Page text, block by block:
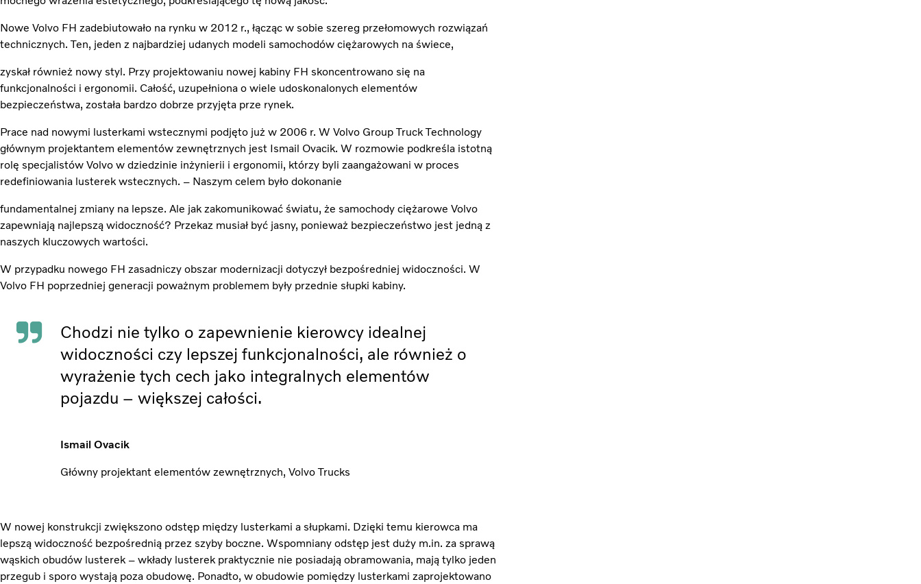
Nowe Volvo FH zadebiutowało na rynku w 2012 r., łącząc w sobie szereg przełomowych rozwiązań
technicznych. Ten, jeden z najbardziej udanych modeli samochodów ciężarowych na świece,
zyskał również nowy styl. Przy projektowaniu nowej kabiny FH skoncentrowano się na
funkcjonalności i ergonomii. Całość, uzupełniona o wiele udoskonalonych elementów
bezpieczeństwa, została bardzo dobrze przyjęta prze rynek.
Prace nad nowymi lusterkami wstecznymi podjęto już w 2006 r. W Volvo Group Truck Technology
głównym projektantem elementów zewnętrznych jest Ismail Ovacik. W rozmowie podkreśla istotną
rolę specjalistów Volvo w dziedzinie inżynierii i ergonomii, którzy byli zaangażowani w proces
redefiniowania lusterek wstecznych. – Naszym celem było dokonanie
fundamentalnej zmiany na lepsze. Ale jak zakomunikować światu, że samochody ciężarowe Volvo
zapewniają najlepszą widoczność? Przekaz musiał być jasny, ponieważ bezpieczeństwo jest jedną z
naszych kluczowych wartości.
W przypadku nowego FH zasadniczy obszar modernizacji dotyczył bezpośredniej widoczności. W
Volvo FH poprzedniej generacji poważnym problemem były przednie słupki kabiny.
Chodzi nie tylko o zapewnienie kierowcy idealnej
widoczności czy lepszej funkcjonalności, ale również o
wyrażenie tych cech jako integralnych elementów
pojazdu – większej całości.
Ismail Ovacik
Główny projektant elementów zewnętrznych, Volvo Trucks
W nowej konstrukcji zwiększono odstęp między lusterkami a słupkami. Dzięki temu kierowca ma
lepszą widoczność bezpośrednią przez szyby boczne. Wspomniany odstęp jest duży m.in. za sprawą
wąskich obudów lusterek – wkłady lusterek praktycznie nie posiadają obramowania, mają tylko jeden
przegub i sporo wystają poza obudowę. Ponadto, w obudowie pomiędzy lusterkami zaprojektowano